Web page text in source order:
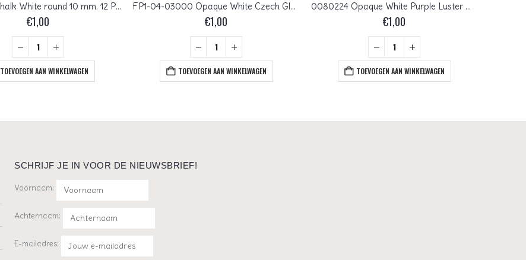
0140006 Chalk White round 10 mm. 12 Pc.
€1,00
TOEVOEGEN AAN WINKELWAGEN
FP1-04-03000 Opaque White Czech Glass Facet Firepolish 4mm 50 stuks
€1,00
TOEVOEGEN AAN WINKELWAGEN
0080224 Opaque White Purple Luster Window special 3 Cut 12 mm. 7 Pc.
€1,00
TOEVOEGEN AAN WINKELWAGEN
SCHRIJF JE IN VOOR DE NIEUWSBRIEF!
Voornaam:
Achternaam:
E-mailadres: